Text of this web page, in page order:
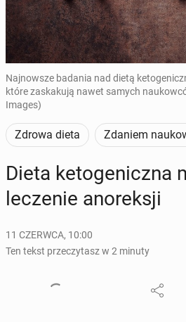
Najnowsze badania nad dietą
które zaskakują nawet samych
Images)
Zdrowa dieta Zdaniem
Dieta ke­to­ge­nicz­na
le­cze­nie ano­rek­sji
11 CZERWCA, 10:00
Ten tekst przeczytasz w 2 minuty